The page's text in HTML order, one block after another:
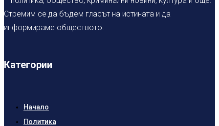
Стремим се да бъдем гласът на истината и да
информираме обществото.
Категории
Начало
Политика